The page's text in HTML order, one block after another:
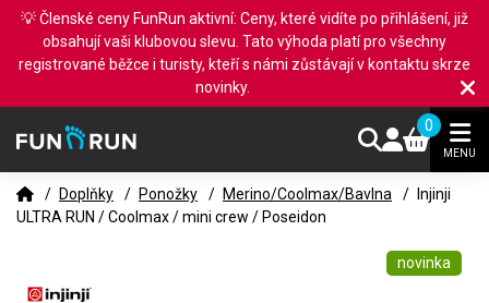
0
MENU
/ Doplňky / Ponožky / Merino/Coolmax/Bavlna /
Injinji
ULTRA RUN / Coolmax / mini crew / Poseidon
novinka
💡 Členské ceny FunRun aktivní: Ceny, které vidíte po přihlášení, již
obsahují vaši klubovou slevu. Tato výhoda platí pro všechny
registrované běžce i turisty, kteří s námi zůstávají v kontaktu skrze
novinky.